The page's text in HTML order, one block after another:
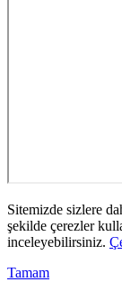
Sitemizde sizlere
şekilde çerezler
inceleyebilirsiniz.
Tamam